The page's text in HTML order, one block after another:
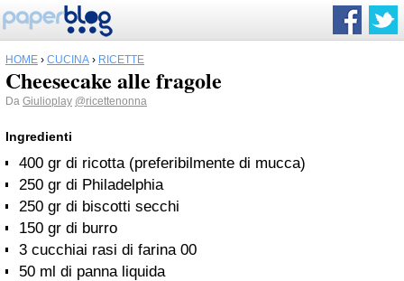
HOME › CUCINA › RICETTE
Cheesecake alle fragole
Da Giulioplay @ricettenonna
Ingredienti
400 gr di ricotta (preferibilmente di mucca)
250 gr di Philadelphia
250 gr di biscotti secchi
150 gr di burro
3 cucchiai rasi di farina 00
50 ml di panna liquida